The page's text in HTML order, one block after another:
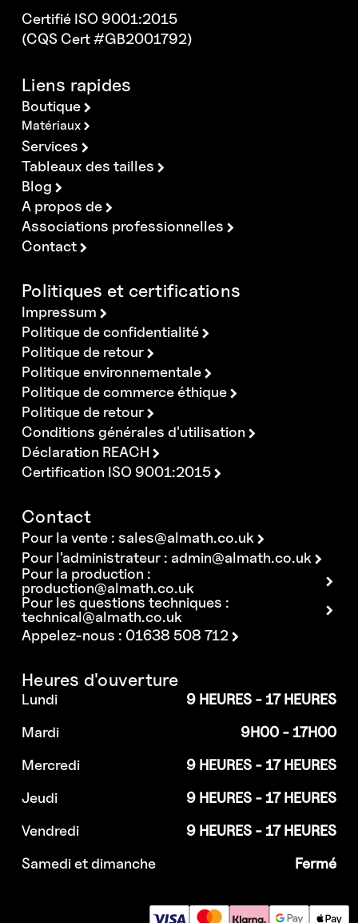
Certifié ISO 9001:2015
(CQS Cert #GB2001792)
Liens rapides
Boutique
Matériaux
Services
Tableaux des tailles
Blog
A propos de
Associations professionnelles
Contact
Politiques et certifications
Impressum
Politique de confidentialité
Politique de retour
Politique environnementale
Politique de commerce éthique
Politique de retour
Conditions générales d'utilisation
Déclaration REACH
Certification ISO 9001:2015
Contact
Pour la vente :sales@almath.co.uk
Pour l'administrateur : admin@almath.co.uk
Pour la production :
production@almath.co.uk
Pour les questions techniques :
technical@almath.co.uk
Appelez-nous : 01638 508 712
Heures d'ouverture
Lundi
9 HEURES - 17 HEURES
Mardi
9H00 - 17H00
Mercredi
9 HEURES - 17 HEURES
Jeudi
9 HEURES - 17 HEURES
Vendredi
9 HEURES - 17 HEURES
Samedi et dimanche
Fermé